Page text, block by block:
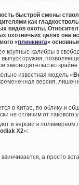
быстрой смены
как
видов охоты.
охотничьих целях она
«плинкинга»
крупные калибры в
выпуск оружия,
законодательство
известная модель «
версия,
в Китае, по облику и
не отличим от такового
и версии в полимерном
X2»:
а просто